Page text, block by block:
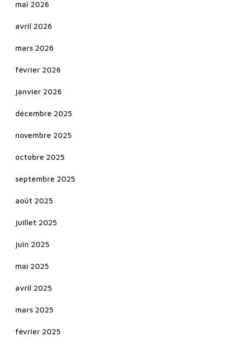
mai 2026
avril 2026
mars 2026
février 2026
janvier 2026
décembre 2025
novembre 2025
octobre 2025
septembre 2025
août 2025
juillet 2025
juin 2025
mai 2025
avril 2025
mars 2025
février 2025